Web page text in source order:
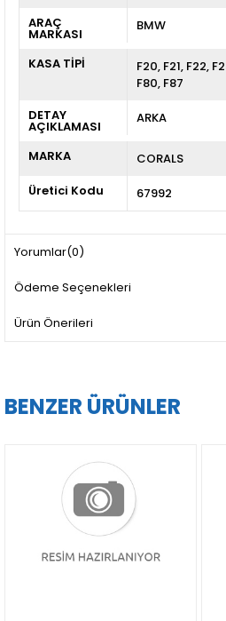
ARAÇ
MARKASI
BMW
KASA TİPİ F20 F21 F22
F80 F87
DETAY
AÇIKLAMASI
ARKA
MARKA
CORALS
Üretici Kodu
67992
Yorumlar(0)
Ödeme Seçenekleri
Ürün Önerileri
BENZER ÜRÜNLER